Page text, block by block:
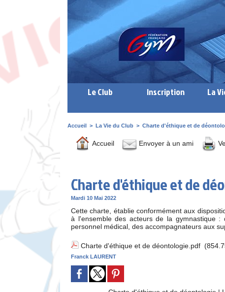
Le Club Inscription La
Accueil > La Vie du Club > Charte d'éthique et de
Accueil Envoyer à un ami
Charte d'éthique et de
Mardi 10 Mai 2022
Cette charte, établie conformément aux
à l'ensemble des acteurs de la gymnastique
personnel médical, des accompagnateurs aux
Charte d'éthique et de déontologie.pdf
Franck LAURENT